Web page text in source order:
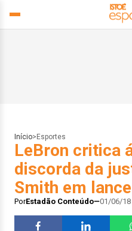
Início> Esportes
LeBron critica
discorda da
Smith em
PorEstadão Conteúdo 01/06/18